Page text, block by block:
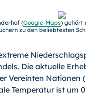
(Google-Maps) gehört
zu den beliebtesten
Die aktuelle
Vereinten Nationen
Temperatur ist um